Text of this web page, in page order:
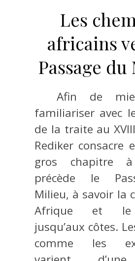
Les
africains
Passage
Afin de
familiariser avec
de la traite au
Rediker consacre
gros chapitre
précède le
Milieu, à savoir la
Afrique et le
jusqu’aux côtes.
comme les